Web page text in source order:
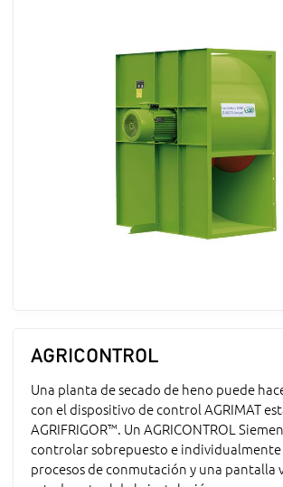
AGRICONTROL
Una planta de secado de heno puede
con el dispositivo de control AGRIMAT
AGRIFRIGOR™. Un AGRICONTROL
controlar sobrepuesto e
procesos de conmutación y una pantalla